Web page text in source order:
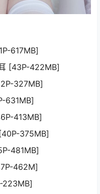
617MB]
[43P-422MB]
327MB]
631MB]
413MB]
375MB]
481MB]
462M]
223MB]